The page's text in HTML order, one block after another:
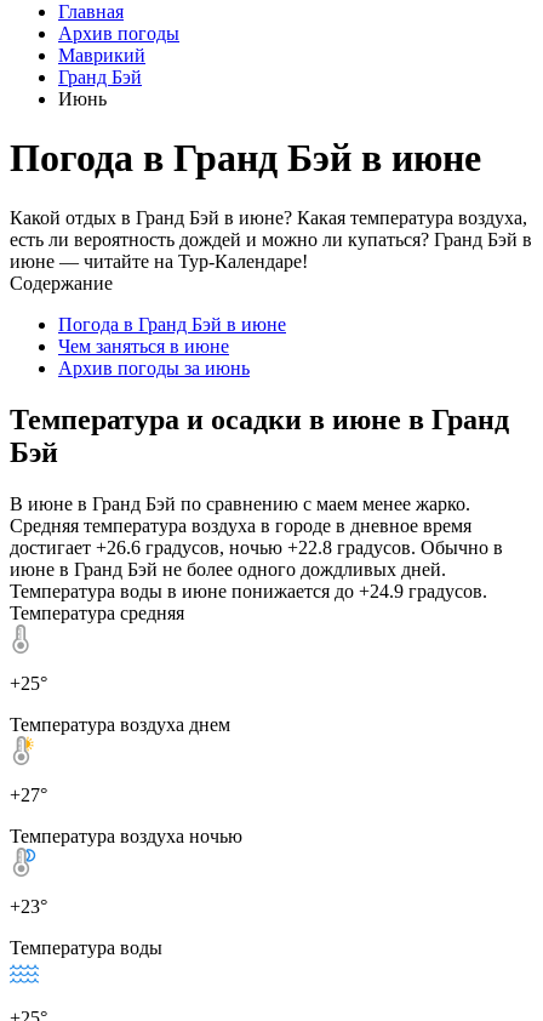
Главная
Архив погоды
Маврикий
Гранд Бэй
Июнь
Погода в Гранд Бэй в июне
Какой отдых в Гранд Бэй в июне? Какая температура воздуха,
есть ли вероятность дождей и можно ли купаться? Гранд Бэй в
июне — читайте на Тур-Календаре!
Содержание
Погода в Гранд Бэй в июне
Чем заняться в июне
Архив погоды за июнь
Температура и осадки в июне в Гранд
Бэй
В июне в Гранд Бэй по сравнению с маем менее жарко.
Средняя температура воздуха в городе в дневное время
достигает +26.6 градусов, ночью +22.8 градусов. Обычно в
июне в Гранд Бэй не более одного дождливых дней.
Температура воды в июне понижается до +24.9 градусов.
Температура средняя
+25°
Температура воздуха днем
+27°
Температура воздуха ночью
+23°
Температура воды